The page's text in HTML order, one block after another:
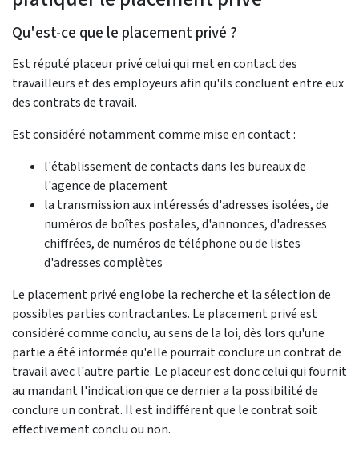
Qu'est-ce que le placement privé ?
Est réputé placeur privé celui qui met en contact des
travailleurs et des employeurs afin qu'ils concluent entre eux
des contrats de travail.
Est considéré notamment comme mise en contact :
l'établissement de contacts dans les bureaux de
l'agence de placement
la transmission aux intéressés d'adresses isolées, de
numéros de boîtes postales, d'annonces, d'adresses
chiffrées, de numéros de téléphone ou de listes
d'adresses complètes
Le placement privé englobe la recherche et la sélection de
possibles parties contractantes. Le placement privé est
considéré comme conclu, au sens de la loi, dès lors qu'une
partie a été informée qu'elle pourrait conclure un contrat de
travail avec l'autre partie. Le placeur est donc celui qui fournit
au mandant l'indication que ce dernier a la possibilité de
conclure un contrat. Il est indifférent que le contrat soit
effectivement conclu ou non.